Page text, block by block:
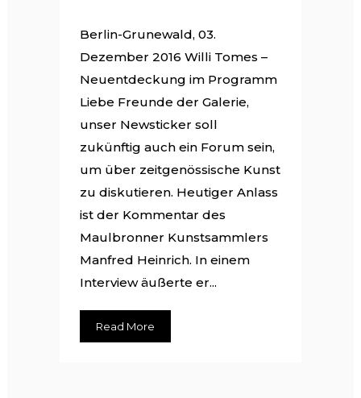
Berlin-Grunewald, 03.
Dezember 2016 Willi Tomes –
Neuentdeckung im Programm
Liebe Freunde der Galerie,
unser Newsticker soll
zukünftig auch ein Forum sein,
um über zeitgenössische Kunst
zu diskutieren. Heutiger Anlass
ist der Kommentar des
Maulbronner Kunstsammlers
Manfred Heinrich. In einem
Interview äußerte er...
Read More